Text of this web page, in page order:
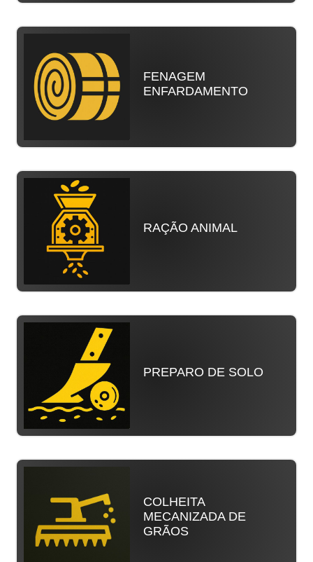
FENAGEM
ENFARDAMENTO
RAÇÃO ANIMAL
PREPARO DE SOLO
COLHEITA
MECANIZADA DE
GRÃOS